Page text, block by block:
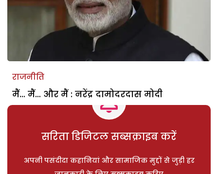
राजनीति
मैं… मैं… और मैं : नरेंद्र दामोदरदास मोदी
सरिता डिजिटल सब्सक्राइब करें
अपनी पसंदीदा कहानियां और सामाजिक मुद्दों से जुड़ी हर